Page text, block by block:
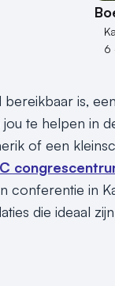
6
is,
te helpen in
of een
conferentie in
die ideaal